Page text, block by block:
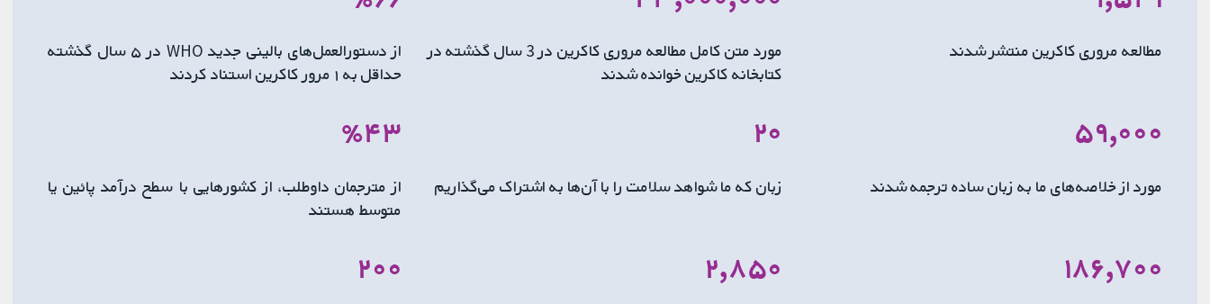
مطالعه مروری کاکرین منتشر شدند
مورد متن کامل مطالعه مروری کاکرین در 3 سال گذشته در
کتابخانه کاکرین خوانده شدند
از دستورالعمل‌های بالینی جدید WHO در ۵ سال گذشته
حداقل به ۱ مرور کاکرین استناد کردند
۵۹,۰۰۰
مورد از خلاصه‌های ما به زبان ساده ترجمه شدند
۲۰
زبان که ما شواهد سلامت را با آن‌ها به اشتراک می‌گذاریم
٪۴۳
از مترجمان داوطلب، از کشورهایی با سطح درآمد پائین یا
متوسط ​​هستند
۱۸۶,۷۰۰ ۲,۸۵۰ ۲۰۰